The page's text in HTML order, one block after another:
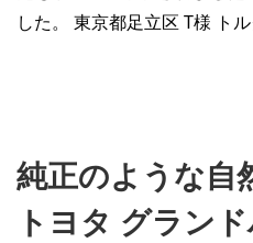
した。 東京都足立区 T様 ト
純正のような自
トヨタ グラン